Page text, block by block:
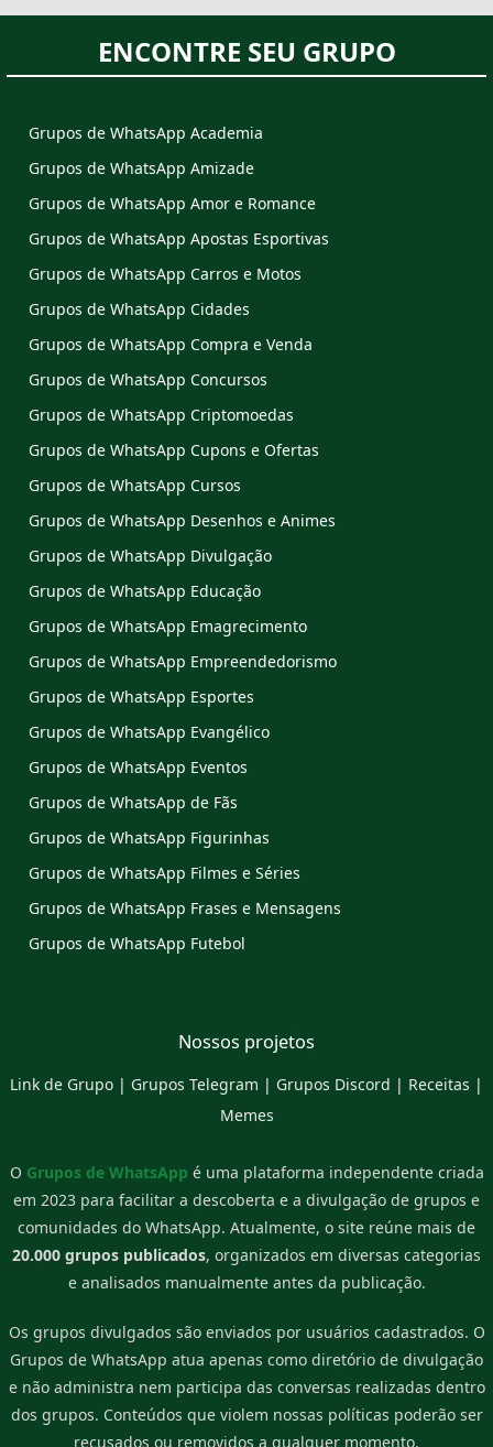
ENCONTRE SEU GRUPO
Grupos de WhatsApp Academia
Grupos de WhatsApp Amizade
Grupos de WhatsApp Amor e Romance
Grupos de WhatsApp Apostas Esportivas
Grupos de WhatsApp Carros e Motos
Grupos de WhatsApp Cidades
Grupos de WhatsApp Compra e Venda
Grupos de WhatsApp Concursos
Grupos de WhatsApp Criptomoedas
Grupos de WhatsApp Cupons e Ofertas
Grupos de WhatsApp Cursos
Grupos de WhatsApp Desenhos e Animes
Grupos de WhatsApp Divulgação
Grupos de WhatsApp Educação
Grupos de WhatsApp Emagrecimento
Grupos de WhatsApp Empreendedorismo
Grupos de WhatsApp Esportes
Grupos de WhatsApp Evangélico
Grupos de WhatsApp Eventos
Grupos de WhatsApp de Fãs
Grupos de WhatsApp Figurinhas
Grupos de WhatsApp Filmes e Séries
Grupos de WhatsApp Frases e Mensagens
Grupos de WhatsApp Futebol
Nossos projetos
Link de Grupo | Grupos Telegram | Grupos Discord | Receitas |
Memes
O Grupos de WhatsApp é uma plataforma independente criada
em 2023 para facilitar a descoberta e a divulgação de grupos e
comunidades do WhatsApp. Atualmente, o site reúne mais de
20.000 grupos publicados, organizados em diversas categorias
e analisados manualmente antes da publicação.
Os grupos divulgados são enviados por usuários cadastrados. O
Grupos de WhatsApp atua apenas como diretório de divulgação
e não administra nem participa das conversas realizadas dentro
dos grupos. Conteúdos que violem nossas políticas poderão ser
recusados ou removidos a qualquer momento.